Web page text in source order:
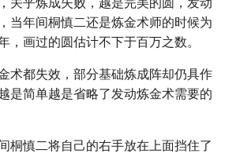
当年间桐慎二还是炼金术师的时候为
，画过的圆估计不下于百万之数。
术都失效，部分基础炼成阵却仍具作
是简单越是省略了发动炼金术需要的
桐慎二将自己的右手放在上面挡住了